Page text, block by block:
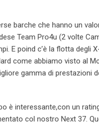
barche che hanno un
Team Pro4u (2 volte
E poind c’è la flotta degli
come abbiamo visto al
gamma di prestazioni
è interessante,con un
col nostro Next 37.